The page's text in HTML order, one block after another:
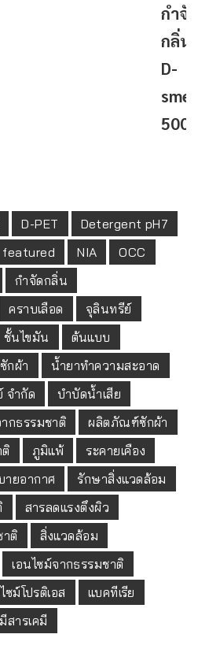
D-PET
Detergent pH7
featured NIA
OCC
กำจัดกลิ่น
คราบเลือด
จุลินทรีย์
ชั้นไขมัน
ต้นแบบ
กผ้า
น้ำยาทำความสะอาด
จำกัด
บำบัดน้ำเสีย
กธรรมชาติ
ผลิตภัณฑ์ซักผ้า
ภูมิแพ้
ระคายเคือง
ายอากาศ
รักษาสิ่งแวดล้อม
สารลดแรงตึงผิว
ติ
สิ่งแวดล้อม
เอนไซม์จากธรรมชาติ
ซม์โปรติเอส
แบคทีเรีย
สารเคมี